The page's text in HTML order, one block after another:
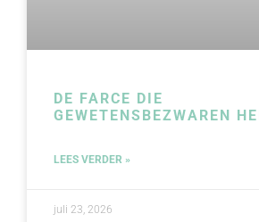
DE FARCE DIE
GEWETENSBEZWAREN
LEES VERDER »
juli 23, 2026